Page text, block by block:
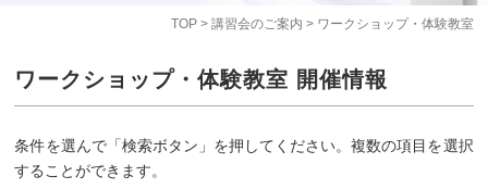
TOP> 講習会のご案内 > ワークショップ・体験教室
ワークショップ・体験教室 開催情報
条件を選んで「検索ボタン」を押してください。複数の項目を選択
することができます。